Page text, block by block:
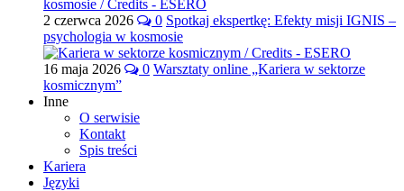
2 czerwca 2026 0 Spotkaj ekspertkę: Efekty misji IGNIS –
psychologia w kosmosie
16 maja 2026 0 Warsztaty online „Kariera w sektorze
kosmicznym”
Inne
O serwisie
Kontakt
Spis treści
Kariera
Języki